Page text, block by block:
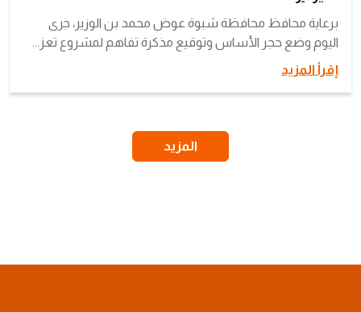
برعاية محافظ محافظة شبوة عوض محمد بن الوزير، جرى
اليوم وضع حجر الأساس وتوقيع مذكرة تفاهم لمشروع تعز...
إقرأ المزيد
المزيد